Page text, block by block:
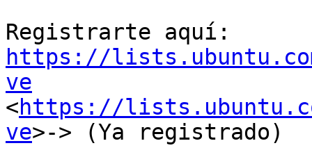
https://
ve
<https://
ve>-> (Ya registrado)